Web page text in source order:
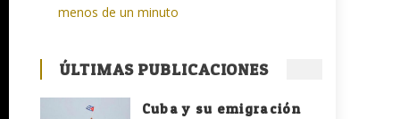
menos de un minuto
ÚLTIMAS PUBLICACIONES
Cuba y su emigración